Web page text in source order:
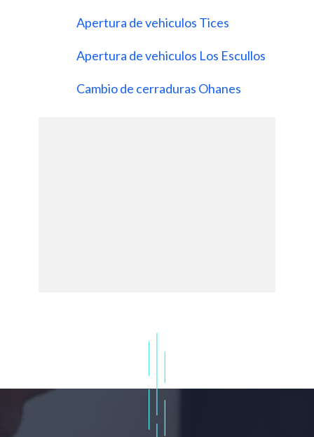
Apertura de vehiculos Tices
Apertura de vehiculos Los Escullos
Cambio de cerraduras Ohanes